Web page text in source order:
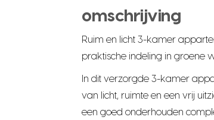
omschrijving
Ruim en licht 3-kamer
praktische indeling in groene
In dit verzorgde 3-kamer
van licht, ruimte en een vrij
een goed onderhouden